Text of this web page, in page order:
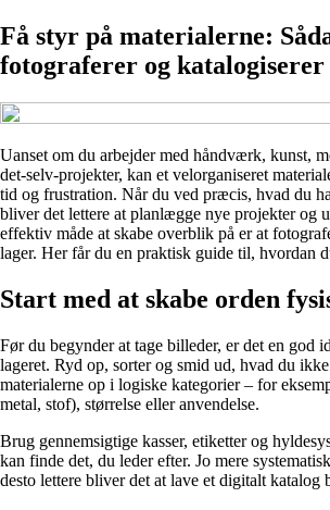
Få styr på materialerne:
fotograferer og
Uanset om du arbejder med håndværk, kunst,
det-selv-projekter, kan et velorganiseret
tid og frustration. Når du ved præcis, hvad du
bliver det lettere at planlægge nye projekter og
effektiv måde at skabe overblik på er at
lager. Her får du en praktisk guide til, hvordan
Start med at skabe orden
Før du begynder at tage billeder, er det en god
lageret. Ryd op, sorter og smid ud, hvad du
materialerne op i logiske kategorier – for
metal, stof), størrelse eller anvendelse.
Brug gennemsigtige kasser, etiketter og
kan finde det, du leder efter. Jo mere
desto lettere bliver det at lave et digitalt katalog